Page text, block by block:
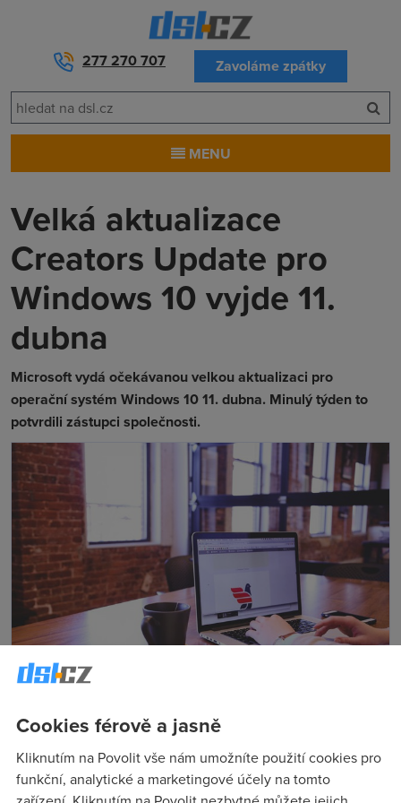
277 270 707 Zavoláme zpátky
MENU
Velká aktualizace
Creators Update pro
Windows 10 vyjde 11.
dubna
Microsoft vydá očekávanou velkou aktualizaci pro
operační systém Windows 10 11. dubna. Minulý týden to
potvrdili zástupci společnosti.
Informovali jsme vás o tom, že Microsoft hodlá
aktualizacis novými funkcemi pro operační systém
Windows 10 vypustit v dubnu, nyní už přesně víme kdy. Na
Creators Updatese můžeme těšit již 11. dubna.
Cookies férově a jasně
Kliknutím na Povolit vše nám umožníte použití cookies pro
funkční, analytické a marketingové účely na tomto